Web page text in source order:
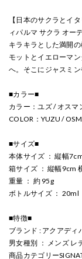
【日本のサクラとイ
ィパルマ サクラ オー
キラキラとした満開
モットとイエローマ
へ。そこにジャスミ
■カラー■
カラー：ユズ / オスマ
COLOR：YUZU /
■サイズ■
本体サイズ ： 縦幅
箱サイズ ： 縦幅9cm
重量 ： 約 95g
ボトルサイズ ： 20ml
■特徴■
ブランド : アクアディ
男女種別 ： メンズ レ
商品カテゴリー